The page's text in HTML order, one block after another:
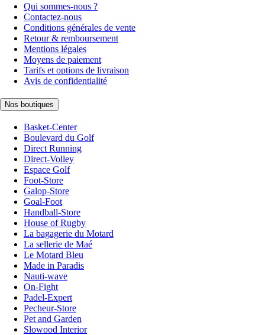
Qui sommes-nous ?
Contactez-nous
Conditions générales de vente
Retour & remboursement
Mentions légales
Moyens de paiement
Tarifs et options de livraison
Avis de confidentialité
Nos boutiques
Basket-Center
Boulevard du Golf
Direct Running
Direct-Volley
Espace Golf
Foot-Store
Galop-Store
Goal-Foot
Handball-Store
House of Rugby
La bagagerie du Motard
La sellerie de Maé
Le Motard Bleu
Made in Paradis
Nauti-wave
On-Fight
Padel-Expert
Pecheur-Store
Pet and Garden
Slowood Interior